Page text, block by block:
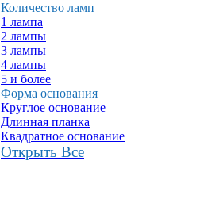
Количество ламп
1 лампа
2 лампы
3 лампы
4 лампы
5 и более
Форма основания
Круглое основание
Длинная планка
Квадратное основание
Открыть Все